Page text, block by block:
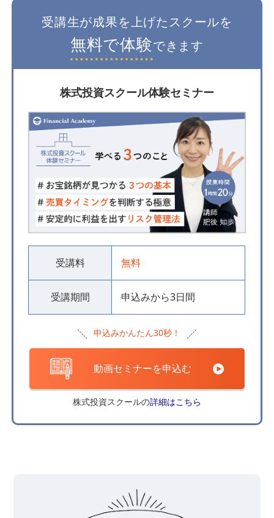
受講生が成果を上げたスクールを
無料で体験できます
株式投資スクール体験セミナー
受講料 無料
受講期間 申込みから3日間
申込みかんたん30秒！
動画セミナーを申込む
株式投資スクールの詳細はこちら